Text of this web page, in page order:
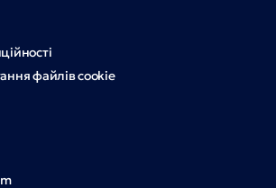
файлів cookie